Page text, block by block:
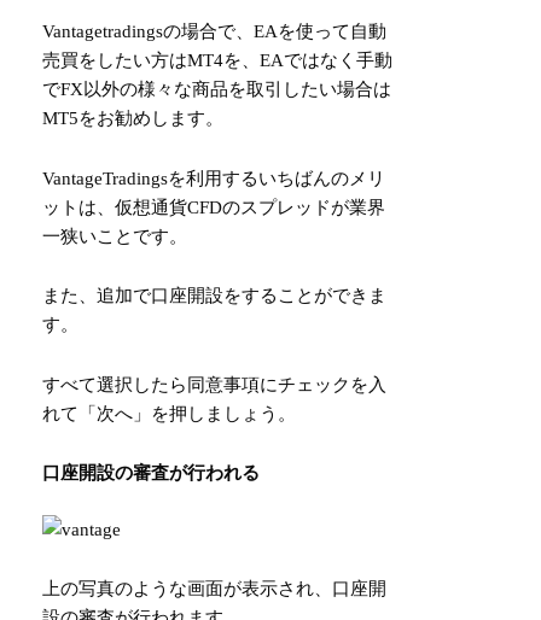
Vantagetradingsの場合で、EAを使って自動
売買をしたい方はMT4を、EAではなく手動
でFX以外の様々な商品を取引したい場合は
MT5をお勧めします。
VantageTradingsを利用するいちばんのメリ
ットは、仮想通貨CFDのスプレッドが業界
一狭いことです。
また、追加で口座開設をすることができま
す。
すべて選択したら同意事項にチェックを入
れて「次へ」を押しましょう。
口座開設の審査が行われる
上の写真のような画面が表示され、口座開